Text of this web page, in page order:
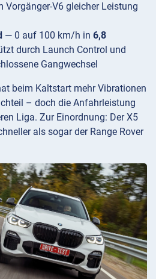
Vorgänger-V6 gleicher Leistung
— 0 auf 100 km/h in 6,8
durch Launch Control und
Gangwechsel
beim Kaltstart mehr Vibrationen
– doch die Anfahrleistung
Liga. Zur Einordnung: Der X5
als sogar der Range Rover